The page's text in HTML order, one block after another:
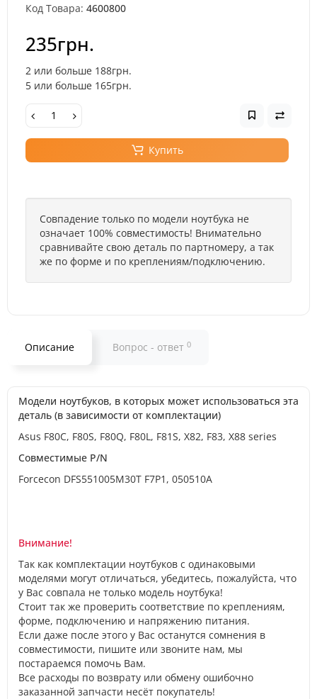
Код Товара: 4600800
235грн.
2 или больше 188грн.
5 или больше 165грн.
Купить
Совпадение только по модели ноутбука не
означает 100% совместимость! Внимательно
сравнивайте свою деталь по партномеру, а так
же по форме и по креплениям/подключению.
Описание Вопрос - ответ 0
Модели ноутбуков, в которых может использоваться эта
деталь (в зависимости от комплектации)
Asus F80C, F80S, F80Q, F80L, F81S, X82, F83, X88 series
Совместимые P/N
Forcecon DFS551005M30T F7P1, 050510A
Внимание!
Так как комплектации ноутбуков с одинаковыми
моделями могут отличаться, убедитесь, пожалуйста, что
у Вас совпала не только модель ноутбука!
Стоит так же проверить соответствие по креплениям,
форме, подключению и напряжению питания.
Если даже после этого у Вас останутся сомнения в
совместимости, пишите или звоните нам, мы
постараемся помочь Вам.
Все расходы по возврату или обмену ошибочно
заказанной запчасти несёт покупатель!